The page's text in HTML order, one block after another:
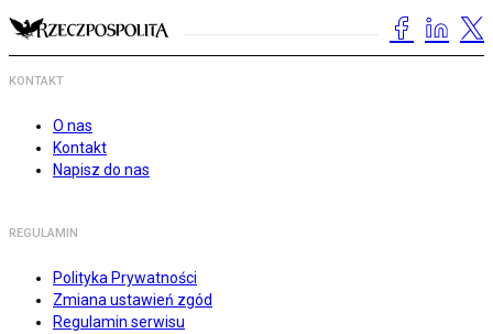
KONTAKT
O nas
Kontakt
Napisz do nas
REGULAMIN
Polityka Prywatności
Zmiana ustawień zgód
Regulamin serwisu